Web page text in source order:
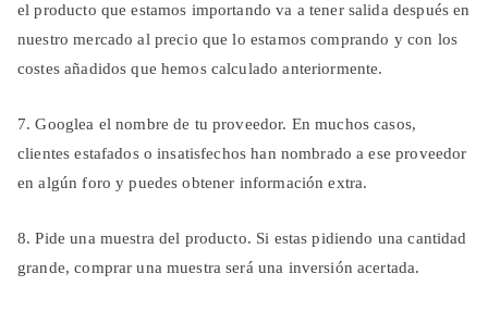
el producto que estamos importando va a tener salida después en
nuestro mercado al precio que lo estamos comprando y con los
costes añadidos que hemos calculado anteriormente.
7. Googlea el nombre de tu proveedor. En muchos casos,
clientes estafados o insatisfechos han nombrado a ese proveedor
en algún foro y puedes obtener información extra.
8. Pide una muestra del producto. Si estas pidiendo una cantidad
grande, comprar una muestra será una inversión acertada.